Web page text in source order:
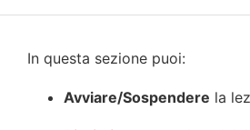
In questa sezione puoi:
Avviare/Sospendere la